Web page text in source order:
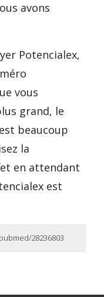
avons
Potencialex,
vous
grand, le
beaucoup
la
en attendant
est
28236803